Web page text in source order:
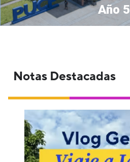
Año 5
Notas Destacadas